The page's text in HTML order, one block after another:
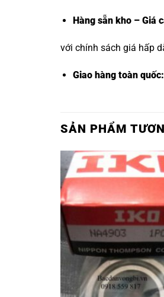
Hàng sẵn kho – Giá
với chính sách giá hấp
Giao hàng toàn quốc:
SẢN PHẨM